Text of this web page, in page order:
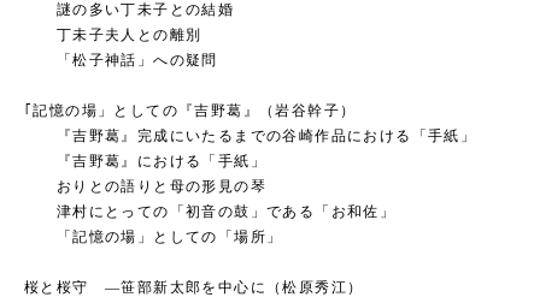
謎の多い丁未子との結婚
丁未子夫人との離別
「松子神話」への疑問
｢記憶の場」としての『吉野葛』（岩谷幹子）
『吉野葛』完成にいたるまでの谷崎作品における「手紙」
『吉野葛』における「手紙」
おりとの語りと母の形見の琴
津村にとっての「初音の鼓」である「お和佐」
「記憶の場」としての「場所」
桜と桜守 ―笹部新太郎を中心に（松原秀江）